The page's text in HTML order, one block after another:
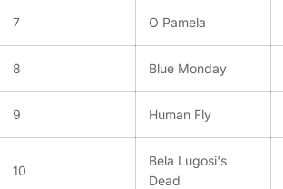
7 O Pamela
8 Blue Monday
9 Human Fly
10
Bela Lugosi's
Dead